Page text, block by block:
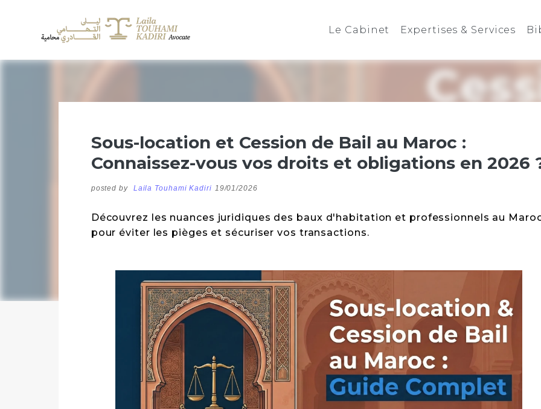
Le Cabinet Expertises & Services
Sous-location et Cession de Bail au Maroc :
Connaissez-vous vos droits et obligations en 2026
posted by Laila Touhami Kadiri 19/01/2026
Découvrez les nuances juridiques des baux d'habitation et professionnels au
pour éviter les pièges et sécuriser vos transactions.